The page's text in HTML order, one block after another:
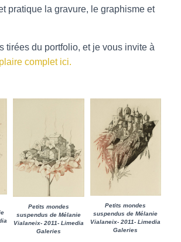
pratique la gravure, le graphisme et
tirées du portfolio, et je vous invite à
complet ici.
Petits mondes
suspendus de Mélanie
Vialaneix- 2011- Limedia
Galeries
Petits mondes
suspendus de Mélanie
Vialaneix- 2011- Limedia
Galeries